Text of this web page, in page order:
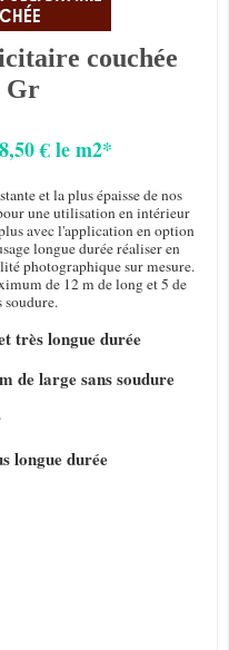
couchée
Gr
€ le m2*
et la plus épaisse de nos
une utilisation en intérieur
avec l'application en option
longue durée réaliser en
photographique sur mesure.
de 12 m de long et 5 de
soudure.
très longue durée
de large sans soudure
longue durée